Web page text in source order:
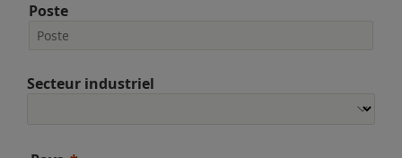
Poste
Secteur industriel